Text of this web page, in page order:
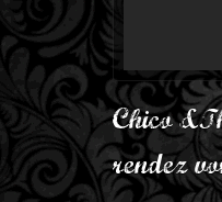
Chico
rendez